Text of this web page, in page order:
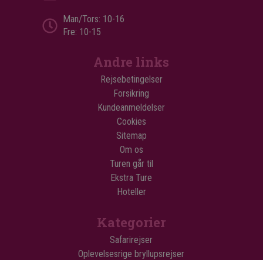
Man/Tors: 10-16
Fre: 10-15
Andre links
Rejsebetingelser
Forsikring
Kundeanmeldelser
Cookies
Sitemap
Om os
Turen går til
Ekstra Ture
Hoteller
Kategorier
Safarirejser
Oplevelsesrige bryllupsrejser